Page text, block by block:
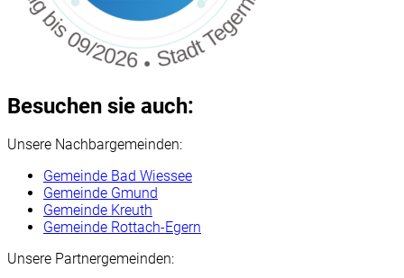
Besuchen sie auch:
Unsere Nachbargemeinden:
Gemeinde Bad Wiessee
Gemeinde Gmund
Gemeinde Kreuth
Gemeinde Rottach-Egern
Unsere Partnergemeinden: